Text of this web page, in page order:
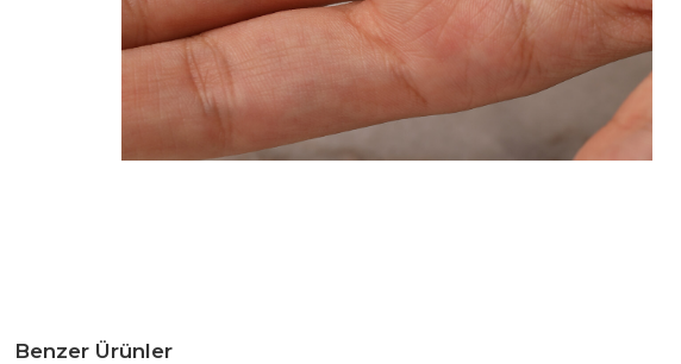
Benzer Ürünler